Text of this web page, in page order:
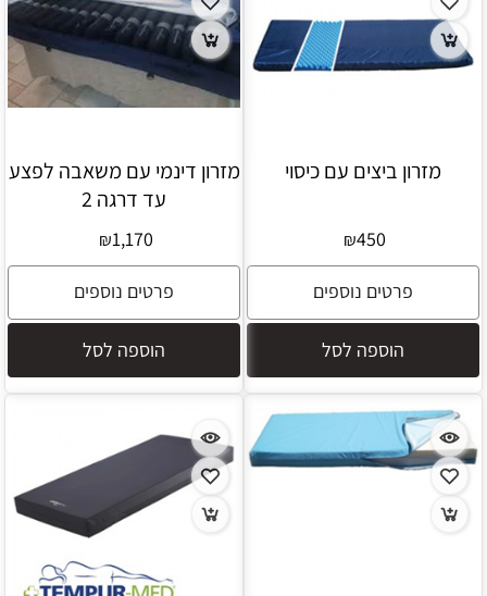
מזרון ביצים עם כיסוי
₪450
פרטים נוספים
הוספה לסל
מזרון דינמי עם משאבה לפצע
עד דרגה 2
₪1,170
פרטים נוספים
הוספה לסל